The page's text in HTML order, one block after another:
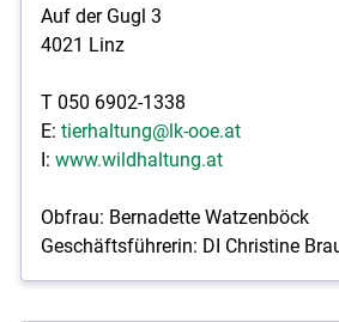
Auf der Gugl 3
4021 Linz
T 050 6902-1338
E: tierhaltung@lk-ooe.at
I: www.wildhaltung.at
Obfrau: Bernadette Watzenböck
Geschäftsführerin: DI Christine